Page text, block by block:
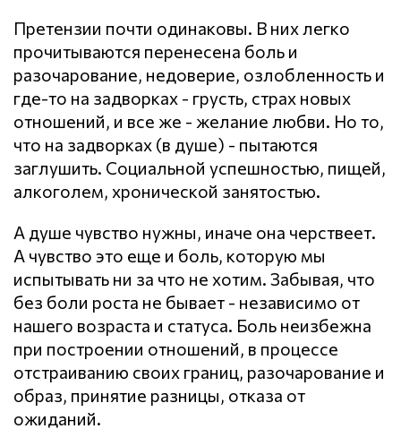
Претензии почти одинаковы. В них легко
прочитываются перенесена боль и
разочарование, недоверие, озлобленность и
где-то на задворках - грусть, страх новых
отношений, и все же - желание любви. Но то,
что на задворках (в душе) - пытаются
заглушить. Социальной успешностью, пищей,
алкоголем, хронической занятостью.
А душе чувство нужны, иначе она черствеет.
А чувство это еще и боль, которую мы
испытывать ни за что не хотим. Забывая, что
без боли роста не бывает - независимо от
нашего возраста и статуса. Боль неизбежна
при построении отношений, в процессе
отстраиванию своих границ, разочарование и
образ, принятие разницы, отказа от
ожиданий.